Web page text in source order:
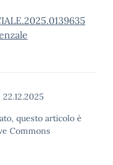
22.12.2025
questo articolo è
Commons